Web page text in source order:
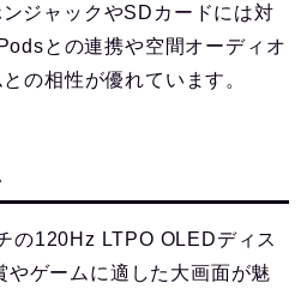
ジャックやSDカードには対
との連携や空間オーディオ
の相性が優れています。
の120Hz LTPO OLEDディス
やゲームに適した大画面が魅